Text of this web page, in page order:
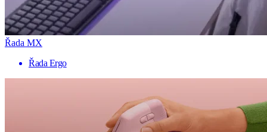
Řada MX
Řada Ergo